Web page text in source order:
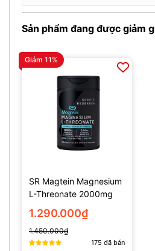
Sản phẩm đang được giảm
Giảm 11%
SR Magtein Magnesium
L-Threonate 2000mg
(135 Viên)
1.290.000₫
1.450.000₫
175 đã bán